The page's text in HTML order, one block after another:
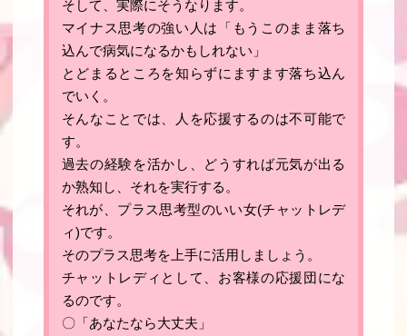
そして、実際にそうなります。
マイナス思考の強い人は「もうこのまま落ち
込んで病気になるかもしれない」
とどまるところを知らずにますます落ち込ん
でいく。
そんなことでは、人を応援するのは不可能で
す。
過去の経験を活かし、どうすれば元気が出る
か熟知し、それを実行する 。
それが、プラス思考型のいい女(チャットレデ
ィ)です。
そのプラス思考を上手に活用しましょう。
チャットレディとして、お客様の応援団にな
るのです。
〇「あなたなら大丈夫」